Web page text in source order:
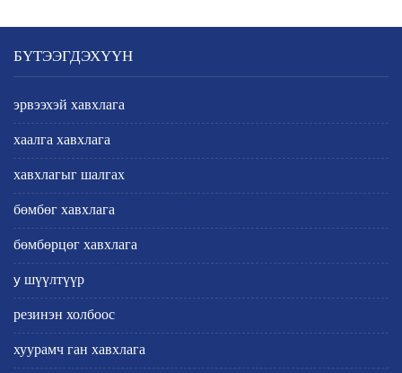
БҮТЭЭГДЭХҮҮН
эрвээхэй хавхлага
хаалга хавхлага
хавхлагыг шалгах
бөмбөг хавхлага
бөмбөрцөг хавхлага
y шүүлтүүр
резинэн холбоос
хуурамч ган хавхлага